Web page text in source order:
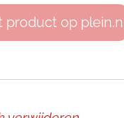
product op